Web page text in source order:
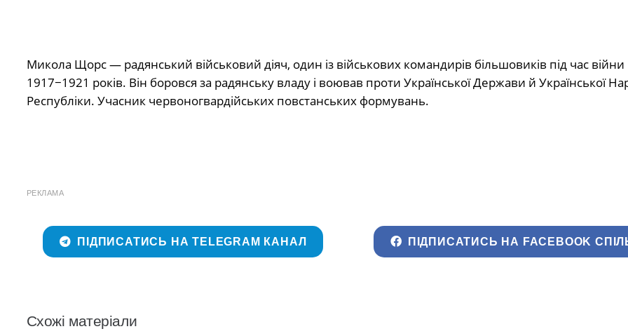
Микола Щорс — радянський військовий діяч, один із військових командирів більшовиків під час війни
1917−1921 років. Він боровся за радянську владу і воював проти Української Держави й Української
Республіки. Учасник червоногвардійських повстанських формувань.
РЕКЛАМА
ПІДПИСАТИСЬ НА TELEGRAM КАНАЛ ПІДПИСАТИСЬ НА FACEBOOK
Схожі матеріали